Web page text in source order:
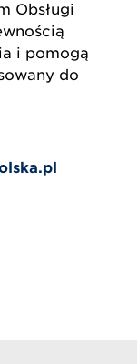
Obsługi
i pomogą
do